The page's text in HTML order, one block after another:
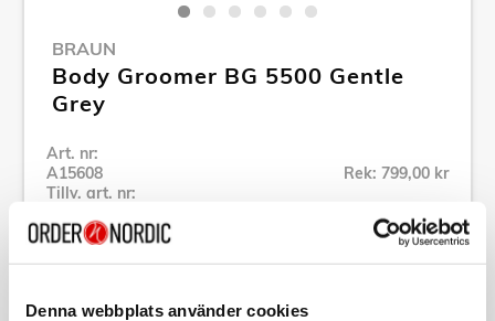
Denna webbplats använder cookies
BRAUN
Body Groomer BG 5500 Gentle
Grey
Art. nr:
A15608
Tillv. art. nr:
Rek: 799,00 kr
Se alla produkter inom Braun